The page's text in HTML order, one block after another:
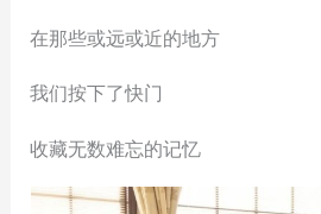
在那些或远或近的地方
我们按下了快门
收藏无数难忘的记忆